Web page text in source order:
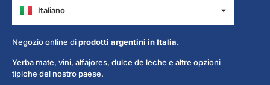
Italiano
Español
Negozio online diprodotti argentini in Italia.
Yerba mate, vini, alfajores, dulce de leche e altre opzioni
tipiche del nostro paese.